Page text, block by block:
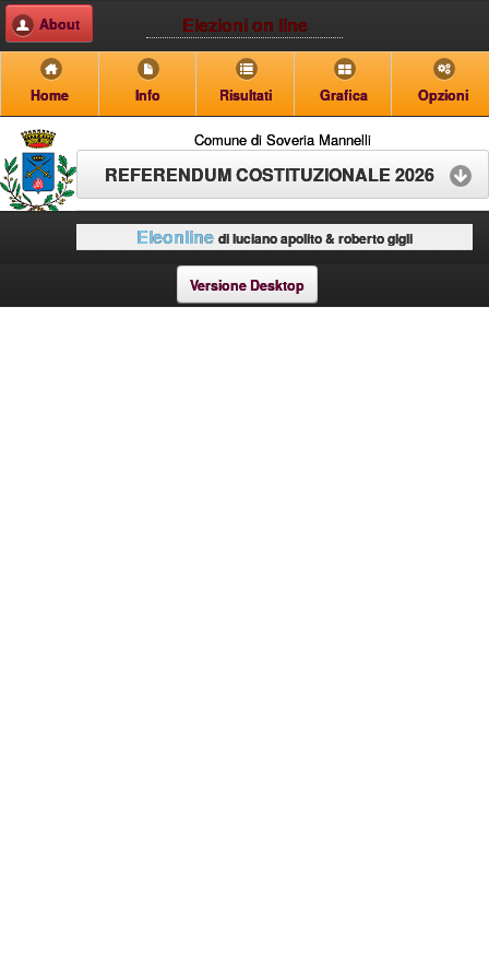
Elezioni on line
About
Home Info Risultati Grafica Opzioni
Comune di Soveria Mannelli
REFERENDUM COSTITUZIONALE 2026
Eleonline di luciano apolito & roberto gigli
Versione Desktop